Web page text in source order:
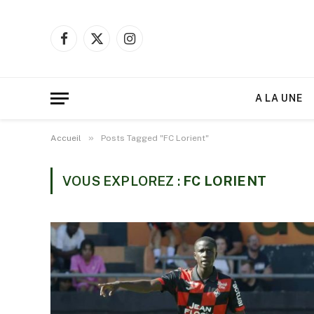
Facebook
X
Instagram
A LA UNE
Accueil » Posts Tagged "FC Lorient"
VOUS EXPLOREZ : FC LORIENT